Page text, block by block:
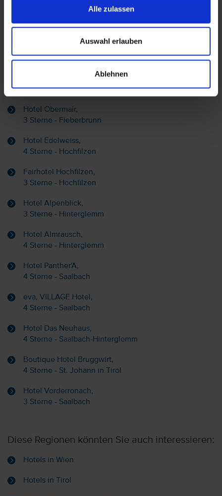
Alle zulassen
Auswahl erlauben
Ablehnen
Hotel auf der Karte anzeigen
Alternative Hotels Fieberbrunn & Umgebung:
Hotel Obermair,
3 Sterne - Fieberbrunn
Hotel Edelweiss,
4 Sterne - Hochfilzen
Fairhotel Hochfilzen,
3 Sterne - Hochfilzen
Hotel Alpenblick,
3 Sterne - Hinterglemm
Hotel Almrausch,
4 Sterne - Hinterglemm
Hotel Panther'A,
4 Sterne - Saalbach
eva, VILLAGE Hotel,
4 Sterne - Saalbach
Hotel Das Neuhaus,
4 Sterne - Saalbach-Hinterglemm
Boutique Hotel Bruggwirt,
4 Sterne - St. Johann in Tirol
Hotel Vorderronach,
3 Sterne - Saalbach
Diese Regionen könnten Sie auch interessieren:
Hotels in Wien
Hotels in Tirol